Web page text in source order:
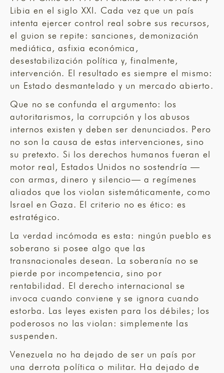
Libia en el siglo XXI. Cada vez que un país
intenta ejercer control real sobre sus recursos,
el guion se repite: sanciones, demonización
mediática, asfixia económica,
desestabilización política y, finalmente,
intervención. El resultado es siempre el mismo:
un Estado desmantelado y un mercado abierto.
Que no se confunda el argumento: los
autoritarismos, la corrupción y los abusos
internos existen y deben ser denunciados. Pero
no son la causa de estas intervenciones, sino
su pretexto. Si los derechos humanos fueran el
motor real, Estados Unidos no sostendría —
con armas, dinero y silencio— a regímenes
aliados que los violan sistemáticamente, como
Israel en Gaza. El criterio no es ético: es
estratégico.
La verdad incómoda es esta: ningún pueblo es
soberano si posee algo que las
transnacionales desean. La soberanía no se
pierde por incompetencia, sino por
rentabilidad. El derecho internacional se
invoca cuando conviene y se ignora cuando
estorba. Las leyes existen para los débiles; los
poderosos no las violan: simplemente las
suspenden.
Venezuela no ha dejado de ser un país por
una derrota política o militar. Ha dejado de